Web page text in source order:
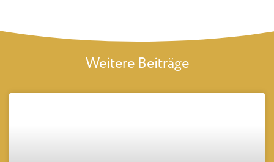
Weitere Beiträge